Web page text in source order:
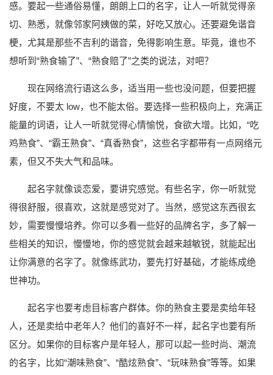
感。要起一些通俗易懂，朗朗上口的名字，让人一听就觉得亲
切、熟悉，就像邻家阿姨做的菜，好吃又放心。还要避免谐音
梗，尤其是那些不吉利的谐音，免得影响生意。毕竟，谁也不
想听到“熟食输了”、“熟食赔了”之类的说法，对吧？
现在网络流行语这么多，适当用一些也没问题，但要把握
好度，不要太 low，也不能太俗。要选择一些积极向上，充满正
能量的词语，让人一听就觉得心情愉悦，食欲大增。比如，“吃
鸡熟食”、“霸王熟食”、“真香熟食”，这些名字都带有一点网络元
素，但又不失大气和品味。
起名字就像谈恋爱，要讲究感觉。有些名字，你一听就觉
得很舒服，很喜欢，这就是感觉对了。当然，感觉这东西很玄
妙，需要慢慢培养。你可以多看一些好的品牌名字，多了解一
些相关的知识，慢慢地，你的感觉就会越来越敏锐，就能起出
让你满意的名字了。就像练武功，要先打好基础，才能练成绝
世神功。
起名字也要考虑目标客户群体。你的熟食主要是卖给年轻
人，还是卖给中老年人？他们的喜好不一样，起名字也要有所
区分。如果你的目标客户是年轻人，那可以起一些时尚、潮流
的名字，比如“潮味熟食”、“酷炫熟食”、“玩味熟食”等等。如果